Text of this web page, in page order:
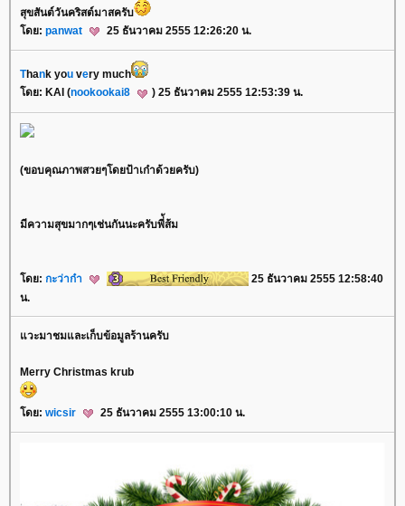
สุขสันต์วันคริสต์มาสครับ
ดย: panwat 25 ธันวาคม 2555 12:26:20 น.
Thank you very much
ดย: KAI (nookookai8 ) 25 ธันวาคม 2555 12:53:39 น.
(ขอบคุณภาพสวยๆโดยป้าเก๋าด้วยครับ)
มีความสุขมากๆเช่นกันนะครับพี่้ส้ม
ดย: กะว่าก๋า
25 ธันวาคม 2555 12:58:40
น.
วะมาชมและเก็บข้อมูลร้านครับ
Merry Christmas krub
ดย: wicsir 25 ธันวาคม 2555 13:00:10 น.